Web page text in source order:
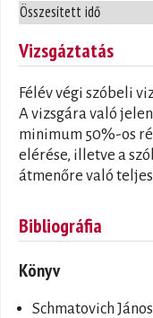
Összesített idő
Vizsgáztatás
Félév végi szóbeli
A vizsgára való
minimum 50%-os
elérése, illetve a
átmenőre való
Bibliográfia
Könyv
Schmatovich János